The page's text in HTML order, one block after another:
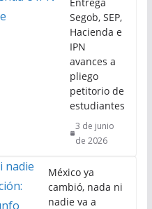
Segob, SEP,
Hacienda e
IPN
avances a
pliego
petitorio de
estudiantes
3 de junio
de 2026
México ya
cambió, nada ni
nadie va a